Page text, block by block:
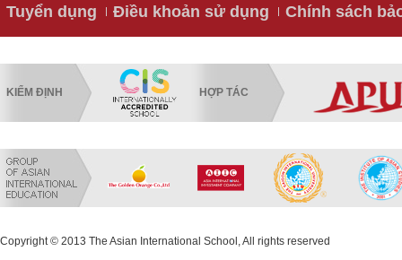
Tuyển dụng Điều khoản sử dụng Chính sách
KIỂM ĐỊNH HỢP TÁC
Copyright © 2013 The Asian International School, All rights reserved